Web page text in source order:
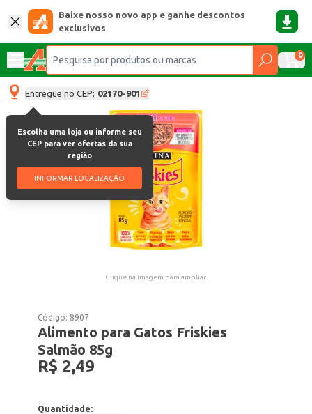
Baixe nosso novo app e ganhe descontos
exclusivos
0
Entregue no CEP: 02170-901
Escolha uma loja ou informe seu
CEP para ver ofertas da sua
região
INFORMAR LOCALIZAÇÃO
Clique na imagem para ampliar.
Código: 8907
Alimento para Gatos Friskies
Salmão 85g
R$ 2,49
Quantidade: